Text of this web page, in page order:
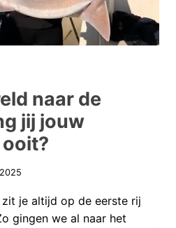
naar de
jij jouw
je altijd op de eerste rij
gingen we al naar het